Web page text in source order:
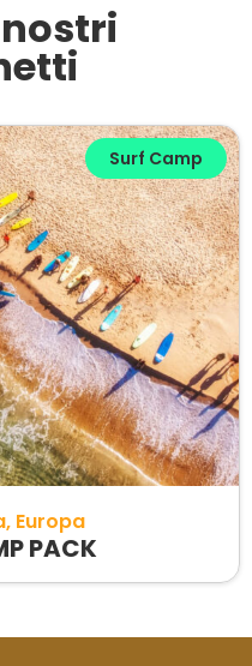
Surf Camp
Europa
PACK